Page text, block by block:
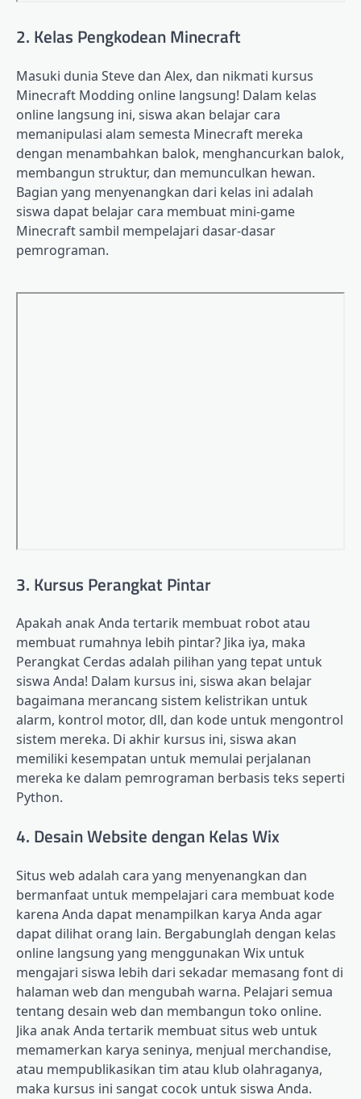
2. Kelas Pengkodean Minecraft
Masuki dunia Steve dan Alex, dan nikmati kursus
Minecraft Modding online langsung! Dalam kelas
online langsung ini, siswa akan belajar cara
memanipulasi alam semesta Minecraft mereka
dengan menambahkan balok, menghancurkan balok,
membangun struktur, dan memunculkan hewan.
Bagian yang menyenangkan dari kelas ini adalah
siswa dapat belajar cara membuat mini-game
Minecraft sambil mempelajari dasar-dasar
pemrograman.
3. Kursus Perangkat Pintar
Apakah anak Anda tertarik membuat robot atau
membuat rumahnya lebih pintar? Jika iya, maka
Perangkat Cerdas adalah pilihan yang tepat untuk
siswa Anda! Dalam kursus ini, siswa akan belajar
bagaimana merancang sistem kelistrikan untuk
alarm, kontrol motor, dll, dan kode untuk mengontrol
sistem mereka. Di akhir kursus ini, siswa akan
memiliki kesempatan untuk memulai perjalanan
mereka ke dalam pemrograman berbasis teks seperti
Python.
4. Desain Website dengan Kelas Wix
Situs web adalah cara yang menyenangkan dan
bermanfaat untuk mempelajari cara membuat kode
karena Anda dapat menampilkan karya Anda agar
dapat dilihat orang lain. Bergabunglah dengan kelas
online langsung yang menggunakan Wix untuk
mengajari siswa lebih dari sekadar memasang font di
halaman web dan mengubah warna. Pelajari semua
tentang desain web dan membangun toko online.
Jika anak Anda tertarik membuat situs web untuk
memamerkan karya seninya, menjual merchandise,
atau mempublikasikan tim atau klub olahraganya,
maka kursus ini sangat cocok untuk siswa Anda.